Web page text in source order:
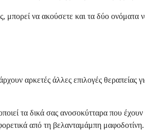
να ακούσετε και τα δύο
αρκετές άλλες επιλογές
τα δικά σας ανοσοκύτταρα που
από τη βελανταμάμπη μαφοδοτίνη.